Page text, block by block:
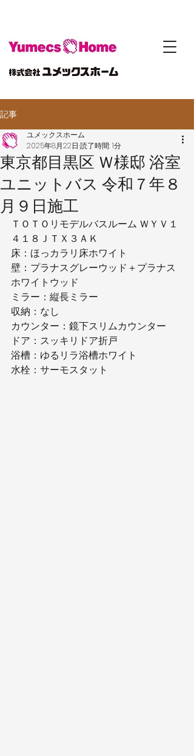
記事
東京都目黒区 Ｗ様邸 浴室
ユニットバス 令和７年８
月９日施工
ユメックスホーム
2025年8月22日 読了時間: 1分
ＴＯＴＯリモデルバスルーム ＷＹＶ１
４１８ＪＴＸ３ＡＫ
床：ほっカラリ床ホワイト
壁：プラナスグレーウッド＋プラナス
ホワイトウッド
ミラー：縦長ミラー
収納：なし
カウンター：鏡下スリムカウンター
ドア：スッキリドア折戸
浴槽：ゆるリラ浴槽ホワイト
水栓：サーモスタット